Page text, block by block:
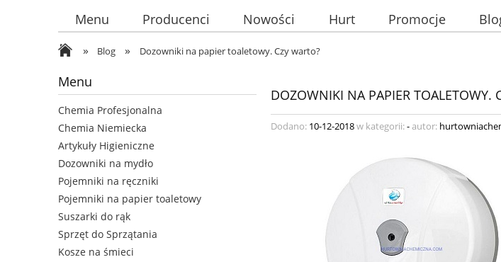
Menu Producenci Nowości Hurt Promocje
» Blog » Dozowniki na papier toaletowy. Czy warto?
Menu
Chemia Profesjonalna
Chemia Niemiecka
Artykuły Higieniczne
Dozowniki na mydło
Pojemniki na ręczniki
Pojemniki na papier toaletowy
Suszarki do rąk
Sprzęt do Sprzątania
Kosze na śmieci
DOZOWNIKI NA PAPIER TOALETOWY.
Dodano: 10-12-2018w kategorii:-autor: